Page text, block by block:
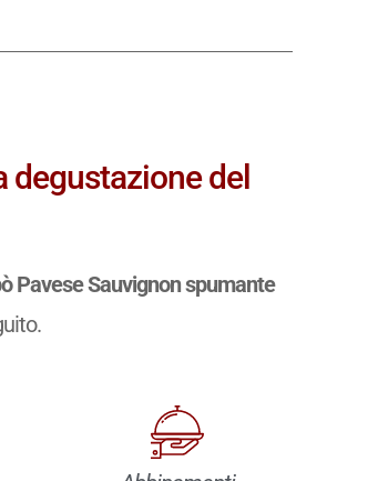
degustazione del
Pavese Sauvignon spumante